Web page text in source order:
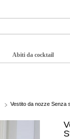
Abiti da cocktail
Vestito da nozze Senza